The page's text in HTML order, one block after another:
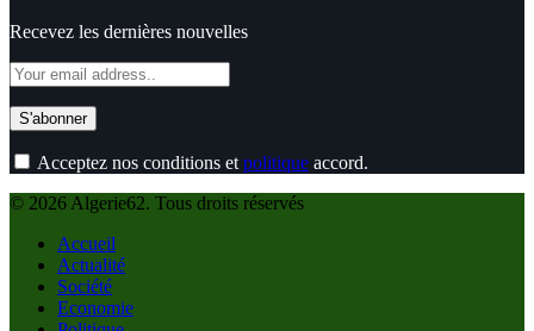
Recevez les dernières nouvelles
Acceptez nos conditions et politique accord.
© 2026 Algerie62. Tous droits réservés
Accueil
Actualité
Société
Economie